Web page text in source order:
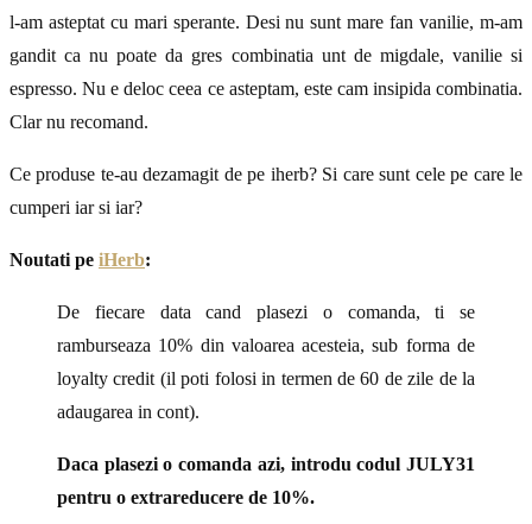
l-am asteptat cu mari sperante. Desi nu sunt mare fan vanilie, m-am
gandit ca nu poate da gres combinatia unt de migdale, vanilie si
espresso. Nu e deloc ceea ce asteptam, este cam insipida combinatia.
Clar nu recomand.
Ce produse te-au dezamagit de pe iherb? Si care sunt cele pe care le
cumperi iar si iar?
Noutati pe iHerb:
De fiecare data cand plasezi o comanda, ti se
ramburseaza 10% din valoarea acesteia, sub forma de
loyalty credit (il poti folosi in termen de 60 de zile de la
adaugarea in cont).
Daca plasezi o comanda azi, introdu codul JULY31
pentru o extrareducere de 10%.